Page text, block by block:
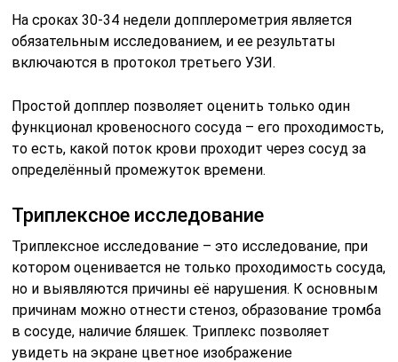
На сроках 30-34 недели допплерометрия является
обязательным исследованием, и ее результаты
включаются в протокол третьего УЗИ.
Простой допплер позволяет оценить только один
функционал кровеносного сосуда – его проходимость,
то есть, какой поток крови проходит через сосуд за
определённый промежуток времени.
Триплексное исследование
Триплексное исследование – это исследование, при
котором оценивается не только проходимость сосуда,
но и выявляются причины её нарушения. К основным
причинам можно отнести стеноз, образование тромба
в сосуде, наличие бляшек. Триплекс позволяет
увидеть на экране цветное изображение